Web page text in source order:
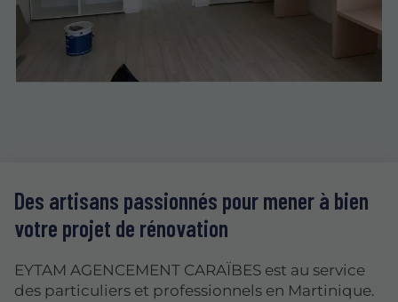
Des artisans passionnés pour mener à bien
votre projet de rénovation
EYTAM AGENCEMENT CARAÏBES est au service
des particuliers et professionnels en Martinique.